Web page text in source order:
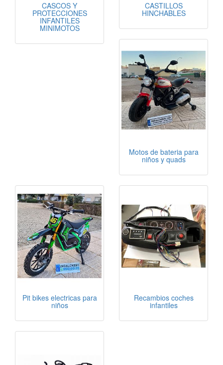
CASCOS Y
PROTECCIONES
INFANTILES
MINIMOTOS
CASTILLOS
HINCHABLES
Motos de bateria para
niños y quads
Pit bikes electricas para
niños
Recambios coches
infantiles